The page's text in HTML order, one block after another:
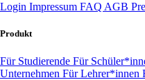
Login Impressum FAQ AGB
Produkt
Für Studierende Für
Unternehmen Für Lehrer*innen